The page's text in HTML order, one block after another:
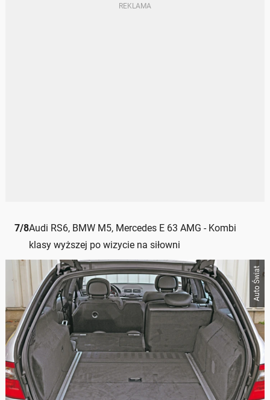
7/8Audi RS6, BMW M5, Mercedes E 63 AMG - Kombi
klasy wyższej po wizycie na siłowni
Auto Świat